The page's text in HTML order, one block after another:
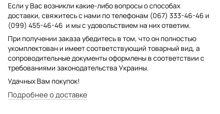
Если у Вас возникли какие-либо вопросы о способах
доставки, свяжитесь с нами по телефонам (067) 333-46-46 и
(099) 455-46-46 и мы с удовольствием на них ответим.
При получении заказа убедитесь в том, что он полностью
укомплектован и имеет соответствующий товарный вид, а
сопроводительные документы оформлены в соответствии с
требованиями законодательства Украины.
Удачных Вам покупок!
Подробнее о доставке